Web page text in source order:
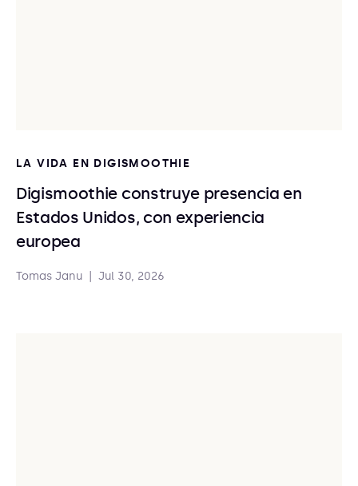
LA VIDA EN DIGISMOOTHIE
Digismoothie construye presencia en
Estados Unidos, con experiencia
europea
Tomas Janu Jul 30, 2026